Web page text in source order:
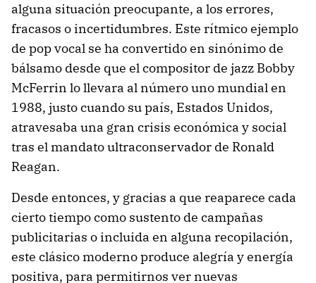
alguna situación preocupante, a los errores,
fracasos o incertidumbres. Este rítmico ejemplo
de pop vocal se ha convertido en sinónimo de
bálsamo desde que el compositor de jazz Bobby
McFerrin lo llevara al número uno mundial en
1988, justo cuando su país, Estados Unidos,
atravesaba una gran crisis económica y social
tras el mandato ultraconservador de Ronald
Reagan.
Desde entonces, y gracias a que reaparece cada
cierto tiempo como sustento de campañas
publicitarias o incluida en alguna recopilación,
este clásico moderno produce alegría y energía
positiva, para permitirnos ver nuevas